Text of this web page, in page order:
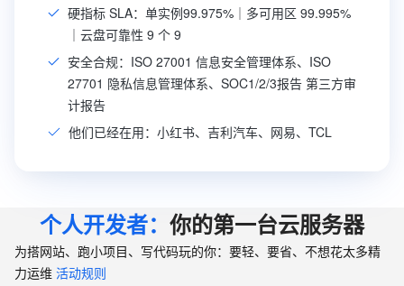
硬指标 SLA：单实例99.975%｜多可用区 99.995%
｜云盘可靠性 9 个 9
安全合规：ISO 27001 信息安全管理体系、ISO
27701 隐私信息管理体系、SOC1/2/3报告 第三方审
计报告
他们已经在用：小红书、吉利汽车、网易、TCL
个人开发者： 你的第一台云服务器
为搭网站、跑小项目、写代码玩的你：要轻、要省、不想花太多精
力运维 活动规则